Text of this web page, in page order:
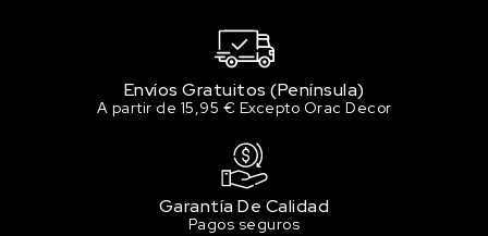
13 en stock
306 Ruby Red
Envíos Gratuitos (Península)
A partir de 15,95 € Excepto Orac Decor
Garantía De Calidad
Pagos seguros